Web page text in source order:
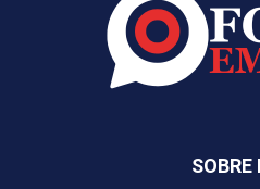
SOBRE